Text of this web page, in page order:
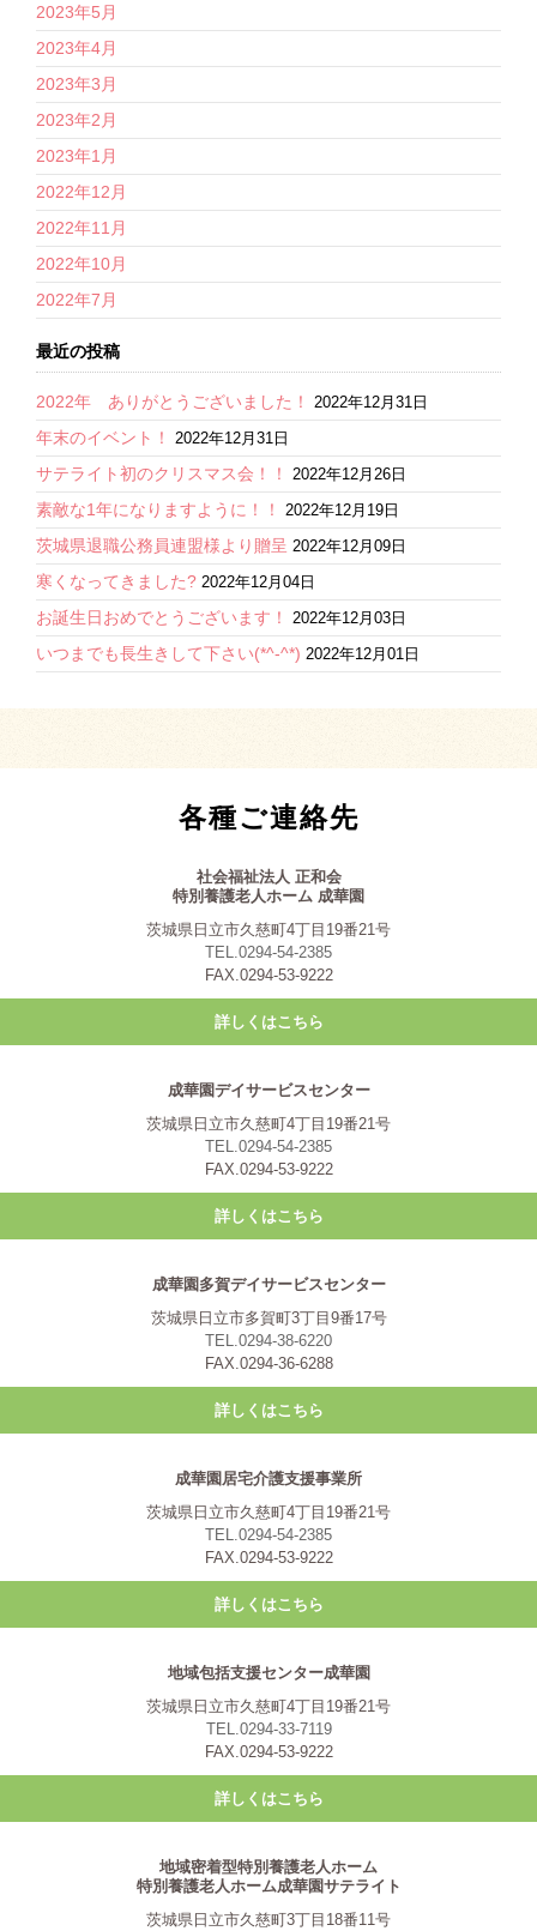
2023年5月
2023年4月
2023年3月
2023年2月
2023年1月
2022年12月
2022年11月
2022年10月
2022年7月
最近の投稿
2022年 ありがとうございました！ 2022年12月31日
年末のイベント！ 2022年12月31日
サテライト初のクリスマス会！！ 2022年12月26日
素敵な1年になりますように！！ 2022年12月19日
茨城県退職公務員連盟様より贈呈 2022年12月09日
寒くなってきました? 2022年12月04日
お誕生日おめでとうございます！ 2022年12月03日
いつまでも長生きして下さい(*^-^*) 2022年12月01日
各種ご連絡先
社会福祉法人 正和会
特別養護老人ホーム 成華園
茨城県日立市久慈町4丁目19番21号
TEL.0294-54-2385
FAX.0294-53-9222
詳しくはこちら
成華園デイサービスセンター
茨城県日立市久慈町4丁目19番21号
TEL.0294-54-2385
FAX.0294-53-9222
詳しくはこちら
成華園多賀デイサービスセンター
茨城県日立市多賀町3丁目9番17号
TEL.0294-38-6220
FAX.0294-36-6288
詳しくはこちら
成華園居宅介護支援事業所
茨城県日立市久慈町4丁目19番21号
TEL.0294-54-2385
FAX.0294-53-9222
詳しくはこちら
地域包括支援センター成華園
茨城県日立市久慈町4丁目19番21号
TEL.0294-33-7119
FAX.0294-53-9222
詳しくはこちら
地域密着型特別養護老人ホーム
特別養護老人ホーム成華園サテライト
茨城県日立市久慈町3丁目18番11号